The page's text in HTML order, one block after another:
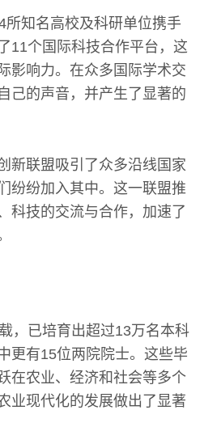
所知名高校及科研单位携手
11个国际科技合作平台，这
影响力。在众多国际学术交
己的声音，并产生了显著的
新联盟吸引了众多沿线国家
纷纷加入其中。这一联盟推
科技的交流与合作，加速了
，已培育出超过13万名本科
更有15位两院院士。这些毕
在农业、经济和社会等多个
业现代化的发展做出了显著